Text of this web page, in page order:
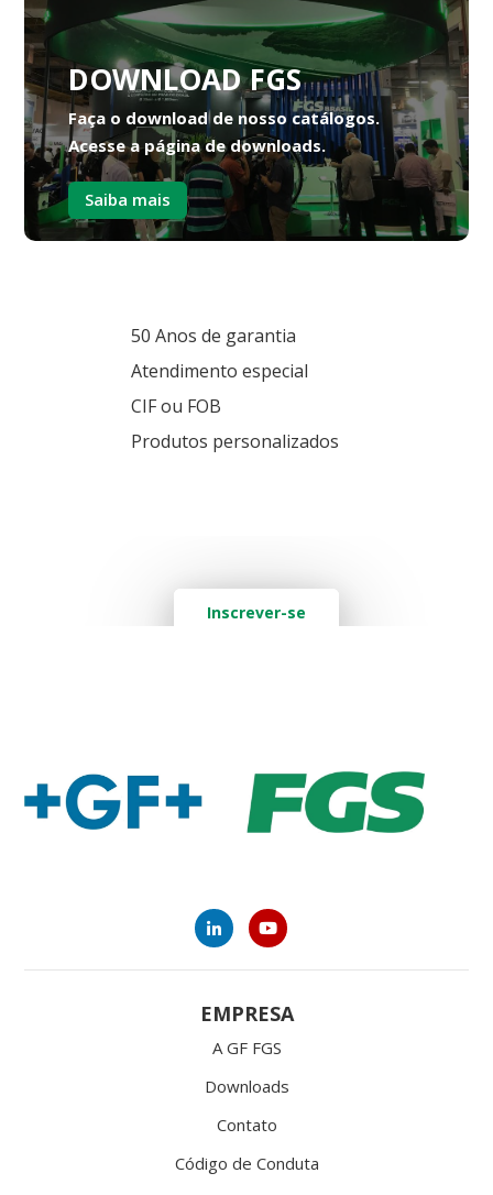
DOWNLOAD FGS
Faça o download de nosso catálogos.
Acesse a página de downloads.
Saiba mais
50 Anos de garantia
Atendimento especial
CIF ou FOB
Produtos personalizados
Inscrever-se
EMPRESA
A GF FGS
Downloads
Contato
Código de Conduta